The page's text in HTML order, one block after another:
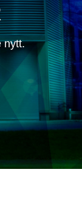
nytt.